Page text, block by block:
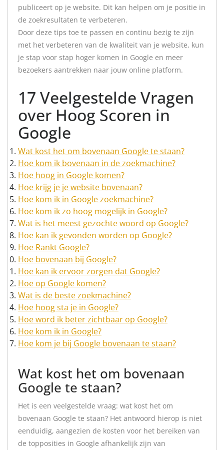
publiceert op je website. Dit kan helpen om je positie in
de zoekresultaten te verbeteren.
Door deze tips toe te passen en continu bezig te zijn
met het verbeteren van de kwaliteit van je website, kun
je stap voor stap hoger komen in Google en meer
bezoekers aantrekken naar jouw online platform.
17 Veelgestelde Vragen
over Hoog Scoren in
Google
Wat kost het om bovenaan Google te staan?
Hoe kom ik bovenaan in de zoekmachine?
Hoe hoog in Google komen?
Hoe krijg je je website bovenaan?
Hoe kom ik in Google zoekmachine?
Hoe kom ik zo hoog mogelijk in Google?
Wat is het meest gezochte woord op Google?
Hoe kan ik gevonden worden op Google?
Hoe Rankt Google?
Hoe bovenaan bij Google?
Hoe kan ik ervoor zorgen dat Google?
Hoe op Google komen?
Wat is de beste zoekmachine?
Hoe hoog sta je in Google?
Hoe word ik beter zichtbaar op Google?
Hoe kom ik in Google?
Hoe kom je bij Google bovenaan te staan?
Wat kost het om bovenaan
Google te staan?
Het is een veelgestelde vraag: wat kost het om
bovenaan Google te staan? Het antwoord hierop is niet
eenduidig, aangezien de kosten voor het bereiken van
de topposities in Google afhankelijk zijn van